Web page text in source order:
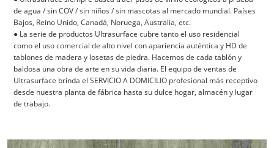
de agua / sin COV / sin niños / sin mascotas al mercado mundial. Países
Bajos, Reino Unido, Canadá, Noruega, Australia, etc.
● La serie de productos Ultrasurface cubre tanto el uso residencial
como el uso comercial de alto nivel con apariencia auténtica y HD de
tablones de madera y losetas de piedra. Hacemos de cada tablón y
baldosa una obra de arte en su vida diaria. El equipo de ventas de
Ultrasurface brinda el SERVICIO A DOMICILIO profesional más receptivo
desde nuestra planta de fábrica hasta su dulce hogar, almacén y lugar
de trabajo.